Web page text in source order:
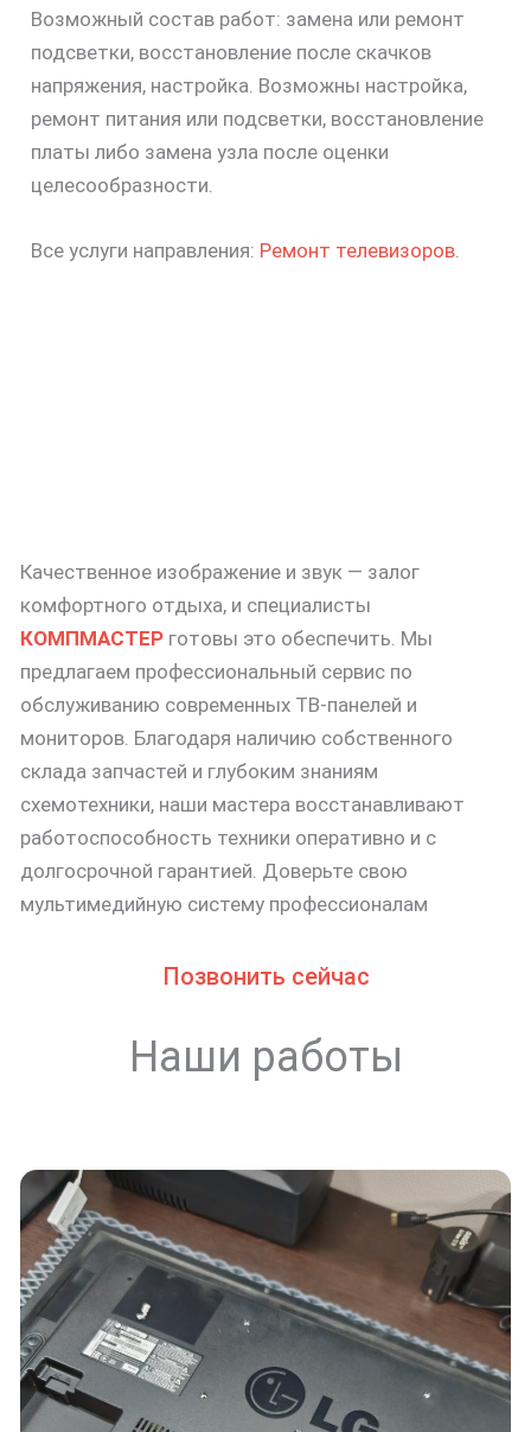
Возможный состав работ: замена или ремонт
подсветки, восстановление после скачков
напряжения, настройка. Возможны настройка,
ремонт питания или подсветки, восстановление
платы либо замена узла после оценки
целесообразности.
Все услуги направления: Ремонт телевизоров.
Качественное изображение и звук — залог
комфортного отдыха, и специалисты
КОМПМАСТЕР готовы это обеспечить. Мы
предлагаем профессиональный сервис по
обслуживанию современных ТВ-панелей и
мониторов. Благодаря наличию собственного
склада запчастей и глубоким знаниям
схемотехники, наши мастера восстанавливают
работоспособность техники оперативно и с
долгосрочной гарантией. Доверьте свою
мультимедийную систему профессионалам
Позвонить сейчас
Наши работы